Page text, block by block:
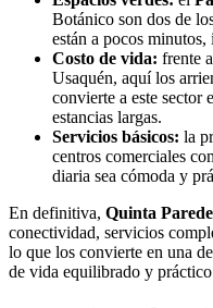
Botánico son dos de
están a pocos
Costo de vida: frente
Usaquén, aquí los
convierte a este sector
estancias largas.
Servicios básicos: la
centros comerciales
diaria sea cómoda y
En definitiva, Quinta
conectividad, servicios
lo que los convierte en una
de vida equilibrado y